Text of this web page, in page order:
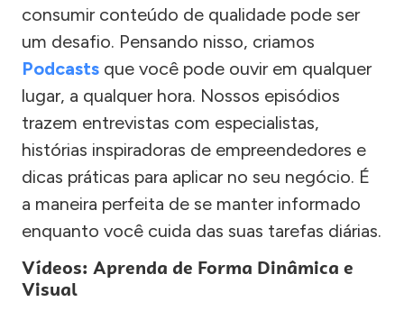
consumir conteúdo de qualidade pode ser
um desafio. Pensando nisso, criamos
Podcasts que você pode ouvir em qualquer
lugar, a qualquer hora. Nossos episódios
trazem entrevistas com especialistas,
histórias inspiradoras de empreendedores e
dicas práticas para aplicar no seu negócio. É
a maneira perfeita de se manter informado
enquanto você cuida das suas tarefas diárias.
Vídeos: Aprenda de Forma Dinâmica e
Visual